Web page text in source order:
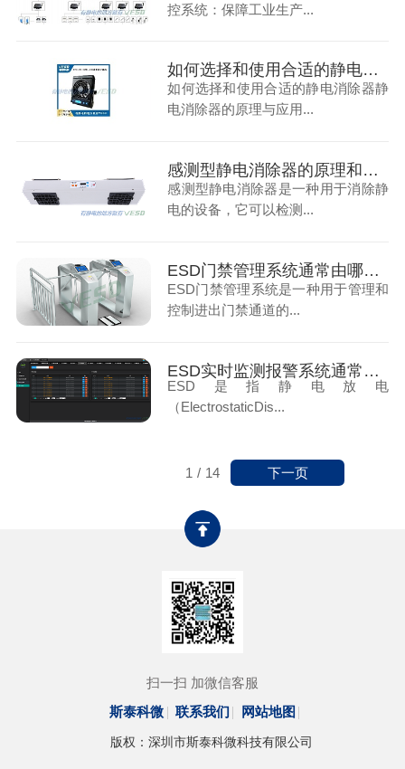
控系统：保障工业生产...
如何选择和使用合适的静电消除器
如何选择和使用合适的静电消除器静
电消除器的原理与应用...
感测型静电消除器的原理和使用因素
感测型静电消除器是一种用于消除静
电的设备，它可以检测...
ESD门禁管理系统通常由哪几个核心部件组成
ESD门禁管理系统是一种用于管理和
控制进出门禁通道的...
ESD实时监测报警系统通常由几个部分组成
ESD是指静电放电
（ElectrostaticDis...
1 / 14 下一页
扫一扫 加微信客服
斯泰科微
联系我们 网站地图
版权：深圳市斯泰科微科技有限公司